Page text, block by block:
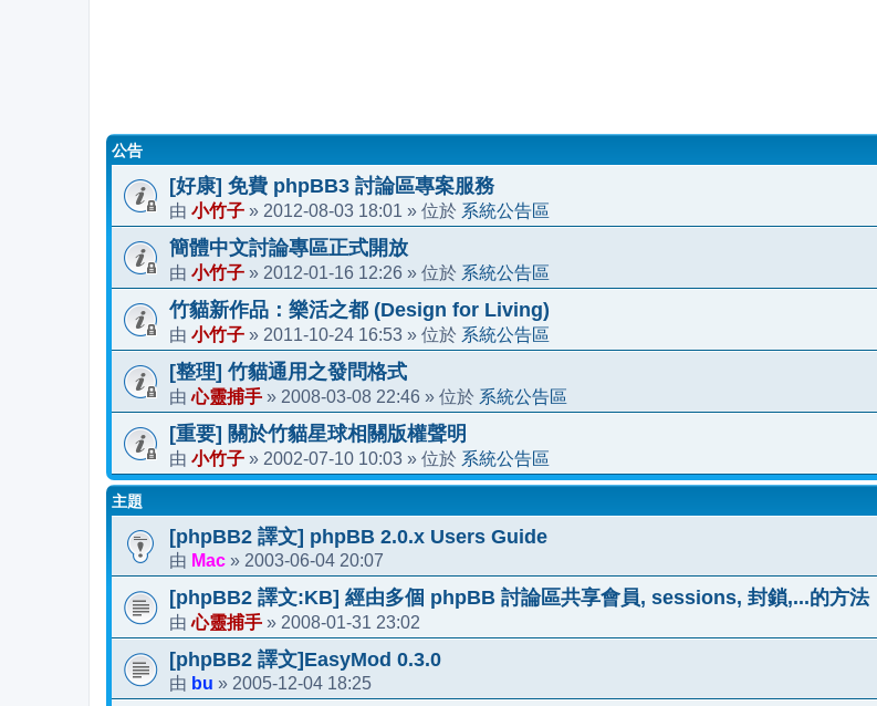
公告
[好康] 免費 phpBB3 討論區專案服務
由 小竹子 » 2012-08-03 18:01 » 位於 系統公告區
簡體中文討論專區正式開放
由 小竹子 » 2012-01-16 12:26 » 位於 系統公告區
竹貓新作品：樂活之都 (Design for Living)
由 小竹子 » 2011-10-24 16:53 » 位於 系統公告區
[整理] 竹貓通用之發問格式
由心靈捕手 » 2008-03-08 22:46 » 位於 系統公告區
[重要] 關於竹貓星球相關版權聲明
由 小竹子 » 2002-07-10 10:03 » 位於 系統公告區
主題
[phpBB2 譯文] phpBB 2.0.x Users Guide
由 Mac » 2003-06-04 20:07
[phpBB2 譯文:KB] 經由多個 phpBB 討論區共享會員, sessions, 封鎖,...的方法
由心靈捕手 » 2008-01-31 23:02
[phpBB2 譯文]EasyMod 0.3.0
由 bu » 2005-12-04 18:25